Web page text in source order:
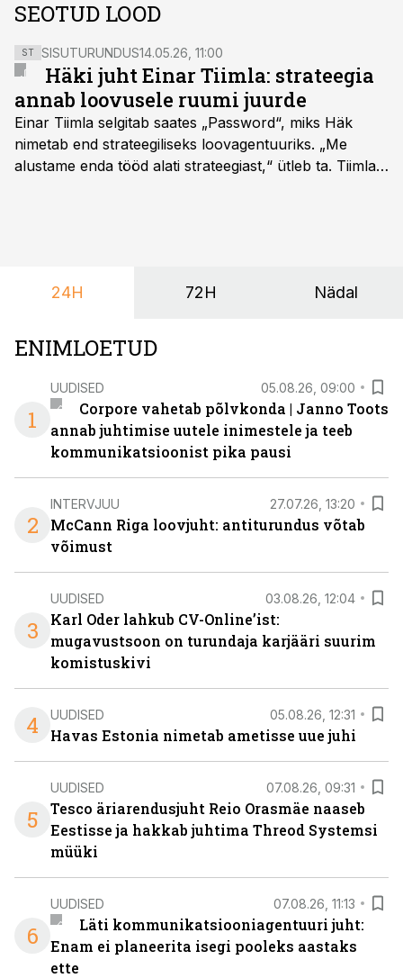
SEOTUD LOOD
ST SISUTURUNDUS14.05.26, 11:00
Häki juht Einar Tiimla: strateegia
annab loovusele ruumi juurde
Einar Tiimla selgitab saates „Password“, miks Häk
nimetab end strateegiliseks loovagentuuriks. „Me
alustame enda tööd alati strateegiast,“ ütleb ta. Tiimla
24H 72H Nädal
ENIMLOETUD
1
UUDISED 05.08.26, 09:00
Corpore vahetab põlvkonda | Janno Toots
annab juhtimise uutele inimestele ja teeb
kommunikatsioonist pika pausi
2
INTERVJUU 27.07.26, 13:20
McCann Riga loovjuht: antiturundus võtab
võimust
3
UUDISED 03.08.26, 12:04
Karl Oder lahkub CV-Online’ist:
mugavustsoon on turundaja karjääri suurim
komistuskivi
4 UUDISED 05.08.26, 12:31
Havas Estonia nimetab ametisse uue juhi
5
UUDISED 07.08.26, 09:31
Tesco äriarendusjuht Reio Orasmäe naaseb
Eestisse ja hakkab juhtima Threod Systemsi
müüki
6
UUDISED 07.08.26, 11:13
Läti kommunikatsiooniagentuuri juht:
Enam ei planeerita isegi pooleks aastaks
ette